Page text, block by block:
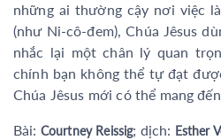
những ai thường cậy nơi việc
(như Ni-cô-đem), Chúa Jêsus
nhắc lại một chân lý quan
chính bạn không thể tự đạt
Chúa Jêsus mới có thể mang
Bài: Courtney Reissig; dịch: Esther